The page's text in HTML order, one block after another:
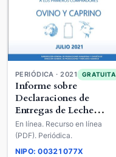
PERIÓDICA · 2021 GRATUITA
Informe sobre
Declaraciones de
Entregas de Leche
Cruda a los Primeros
Compradores : Ovino y
Caprino de Leche
En línea. Recurso en línea
(PDF). Periódica.
NIPO: 00321077X